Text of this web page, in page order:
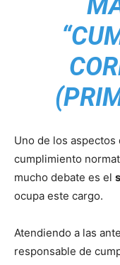
Uno de los
cumplimiento
mucho debate es el
ocupa este cargo.
Atendiendo a las
responsable de